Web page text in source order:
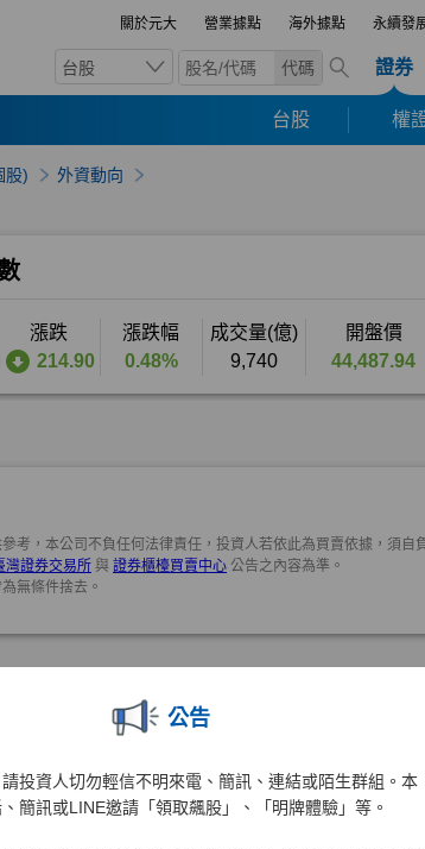
關於元大 營業據點 海外據點 永續發
台股 代碼 證券
台股 權
公告
投資人切勿輕信不明來電、簡訊、連結或陌生群組。本
簡訊或LINE邀請「領取飆股」、「明牌體驗」等。
股) 外資動向